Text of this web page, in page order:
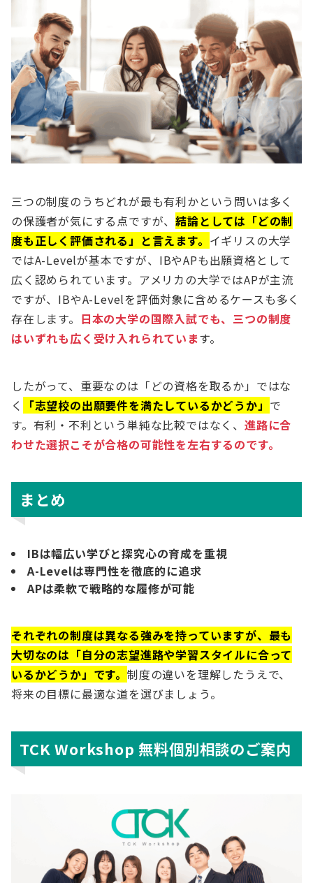
三つの制度のうちどれが最も有利かという問いは多く
の保護者が気にする点ですが、結論としては「どの制
度も正しく評価される」と言えます。 イギリスの大学
ではA-Levelが基本ですが、IBやAPも出願資格として
広く認められています。アメリカの大学ではAPが主流
ですが、IBやA-Levelを評価対象に含めるケースも多く
存在します。 日本の大学の国際入試でも、三つの制度
はいずれも広く受け入れられています。
したがって、重要なのは「どの資格を取るか」ではな
く
「志望校の出願要件を満たしているかどうか」 で
す。有利・不利という単純な比較ではなく、 進路に合
わせた選択こそが合格の可能性を左右するのです。
まとめ
IBは幅広い学びと探究心の育成を重視
A-Levelは専門性を徹底的に追求
APは柔軟で戦略的な履修が可能
それぞれの制度は異なる強みを持っていますが、最も
大切なのは「自分の志望進路や学習スタイルに合って
いるかどうか」です。 制度の違いを理解したうえで、
将来の目標に最適な道を選びましょう。
TCK Workshop 無料個別相談のご案内